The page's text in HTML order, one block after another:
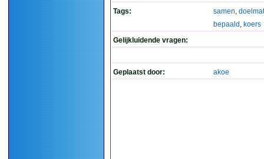
Tags:
samen,
bepaald , koers
Gelijkluidende vragen:
Geplaatst door: akoe